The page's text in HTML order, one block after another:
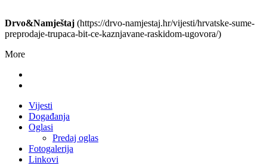
Drvo&Namještaj (https://drvo-namjestaj.hr/vijesti/hrvatske-sume-
preprodaje-trupaca-bit-ce-kaznjavane-raskidom-ugovora/)
More
Vijesti
Događanja
Oglasi
Predaj oglas
Fotogalerija
Linkovi